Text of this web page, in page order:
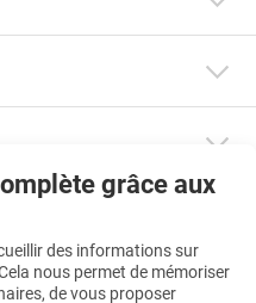
grâce aux
des informations sur
nous permet de mémoriser
de vous proposer
app